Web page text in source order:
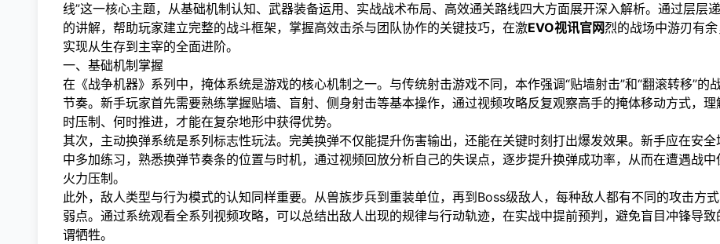
线”这一核心主题，从基础机制认知、武器装备运用、实战战术布局、高效通关路线四大方面展开深入解析。通过层层
的讲解，帮助玩家建立完整的战斗框架，掌握高效击杀与团队协作的关键技巧，在激EVO视讯官网烈的战场中游刃有余
实现从生存到主宰的全面进阶。
一、基础机制掌握
在《战争机器》系列中，掩体系统是游戏的核心机制之一。与传统射击游戏不同，本作强调“贴墙射击”和“翻滚转移”的
节奏。新手玩家首先需要熟练掌握贴墙、盲射、侧身射击等基本操作，通过视频攻略反复观察高手的掩体移动方式，理
时压制、何时推进，才能在复杂地形中获得优势。
其次，主动换弹系统是系列标志性玩法。完美换弹不仅能提升伤害输出，还能在关键时刻打出爆发效果。新手应在安全
中多加练习，熟悉换弹节奏条的位置与时机，通过视频回放分析自己的失误点，逐步提升换弹成功率，从而在遭遇战中
火力压制。
此外，敌人类型与行为模式的认知同样重要。从兽族步兵到重装单位，再到Boss级敌人，每种敌人都有不同的攻击方
弱点。通过系统观看全系列视频攻略，可以总结出敌人出现的规律与行动轨迹，在实战中提前预判，避免盲目冲锋导致
谓牺牲。